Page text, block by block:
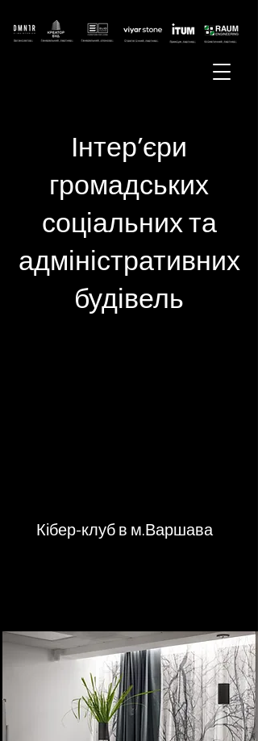
Інтер’єри
громадських
соціальних та
адміністративних
будівель
Кібер-клуб в м.Варшава